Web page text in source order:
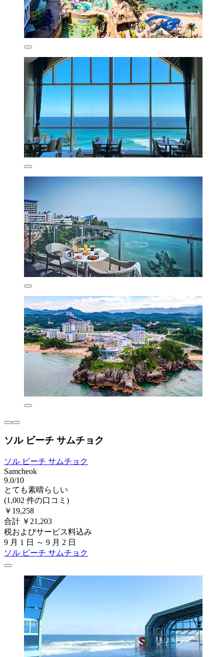
ソル ビーチ サムチョク
ソル ビーチ サムチョク
Samcheok
9.0/10
とても素晴らしい
(1,002 件の口コミ)
￥19,258
合計 ￥21,203
税およびサービス料込み
9 月 1 日 ～ 9 月 2 日
ソル ビーチ サムチョク